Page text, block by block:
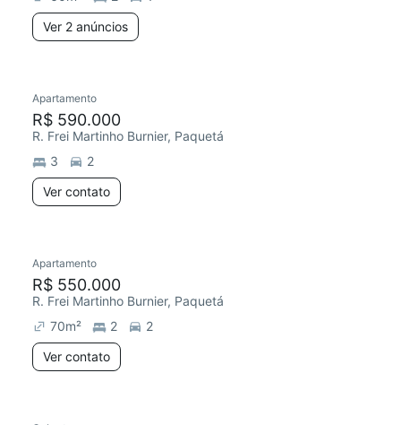
Ver 2 anúncios
Apartamento
R$ 590.000
R. Frei Martinho Burnier, Paquetá
3
2
Ver contato
Apartamento
R$ 550.000
R. Frei Martinho Burnier, Paquetá
70m² 2
2
Ver contato